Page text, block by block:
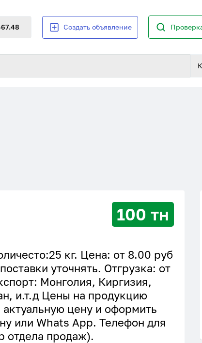
Создать объявление
100 тн
кг. Цена: от 8.00 руб
уточнять. Отгрузка: от
Монголия, Киргизия,
и.т.д Цены на продукцию
актуальную цену и оформить
или Whats App. Телефон для
отдела продаж).